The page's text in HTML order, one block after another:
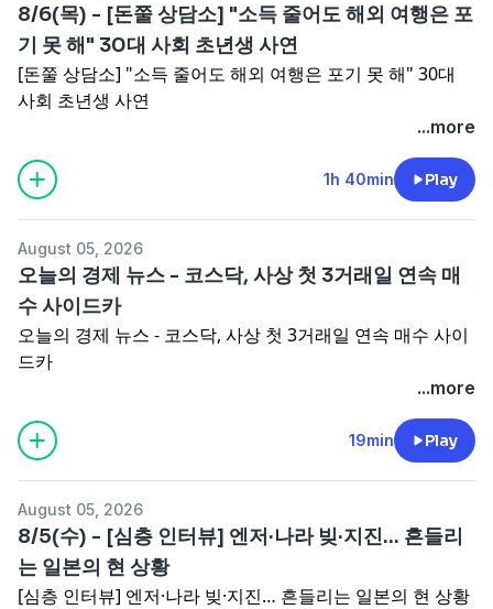
8/6(목) - [돈쭐 상담소] "소득 줄어도 해외 여행은 포
기 못 해" 30대 사회 초년생 사연
[돈쭐 상담소] "소득 줄어도 해외 여행은 포기 못 해" 30대
사회 초년생 사연
...more
1h 40min Play
August 05, 2026
오늘의 경제 뉴스 - 코스닥, 사상 첫 3거래일 연속 매
수 사이드카
오늘의 경제 뉴스 - 코스닥, 사상 첫 3거래일 연속 매수 사이
드카
...more
19min Play
August 05, 2026
8/5(수) - [심층 인터뷰] 엔저·나라 빚·지진… 흔들리
는 일본의 현 상황
[심층 인터뷰] 엔저·나라 빚·지진… 흔들리는 일본의 현 상황